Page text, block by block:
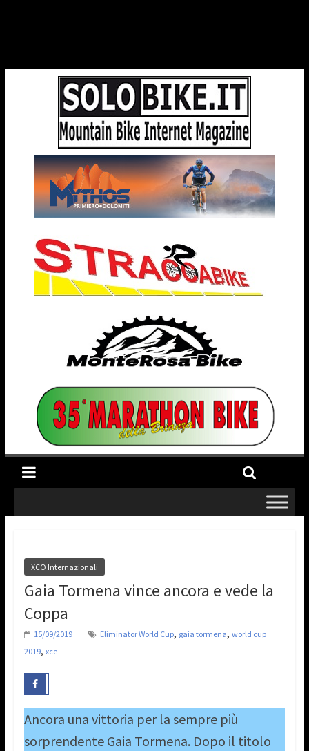
XCO Internazionali
Gaia Tormena vince ancora e vede la
Coppa
15/09/2019 Eliminator World Cup, gaia tormena, world cup
2019, xce
Ancora una vittoria per la sempre più
sorprendente Gaia Tormena. Dopo il titolo